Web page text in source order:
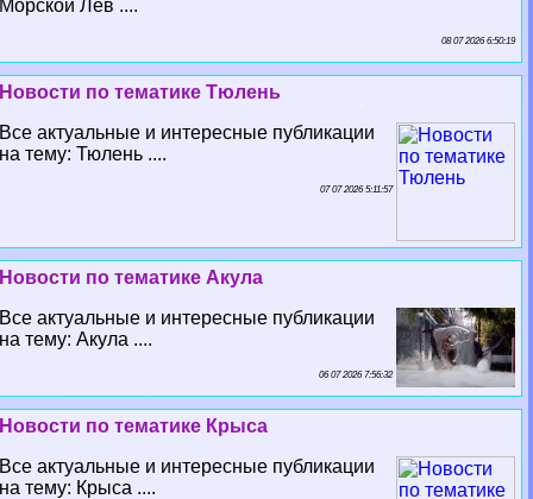
Морской Лев ....
08 07 2026 6:50:19
Новости по тематике Тюлень
Все актуальные и интересные публикации
на тему: Тюлень ....
07 07 2026 5:11:57
Новости по тематике Акула
Все актуальные и интересные публикации
на тему: Акула ....
06 07 2026 7:56:32
Новости по тематике Крыса
Все актуальные и интересные публикации
на тему: Крыса ....